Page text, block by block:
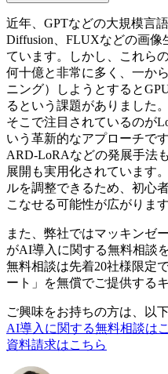
近年、GPTなどの大規模言
Diffusion、FLUXなどの画像
ています。しかし、これら
何十億と非常に多く、一か
ニング）しようとすると
るという課題がありました。
そこで注目されているのが
いう革新的なアプローチで
ARD-LoRAなどの発展手法
展開も実用化されています
ルを調整できるため、初心
こなせる可能性が広がります
また、弊社ではマッキンゼ
がAI導入に関する無料相談
無料相談は先着20社様限定
ート」を無償でご提供する
ご興味をお持ちの方は、以
AI導入に関する無料相談は
資料請求はこちら